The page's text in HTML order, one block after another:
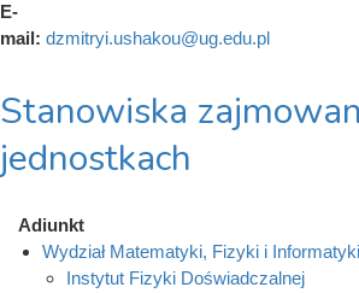
E-
mail: dzmitryi.ushakou@ug.edu.pl
Stanowiska
jednostkach
Adiunkt
Wydział Matematyki, Fizyki i Informatyki
Instytut Fizyki Doświadczalnej